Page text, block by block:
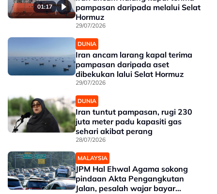
01:17
pampasan daripada melalui Selat
Hormuz
29/07/2026
DUNIA
Iran ancam larang kapal terima
pampasan daripada aset
dibekukan lalui Selat Hormuz
29/07/2026
DUNIA
Iran tuntut pampasan, rugi 230
juta meter padu kapasiti gas
sehari akibat perang
28/07/2026
MALAYSIA
JPM Hal Ehwal Agama sokong
pindaan Akta Pengangkutan
Jalan, pesalah wajar bayar